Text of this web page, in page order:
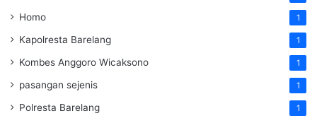
Homo 1
Kapolresta Barelang 1
Kombes Anggoro Wicaksono 1
pasangan sejenis 1
Polresta Barelang 1